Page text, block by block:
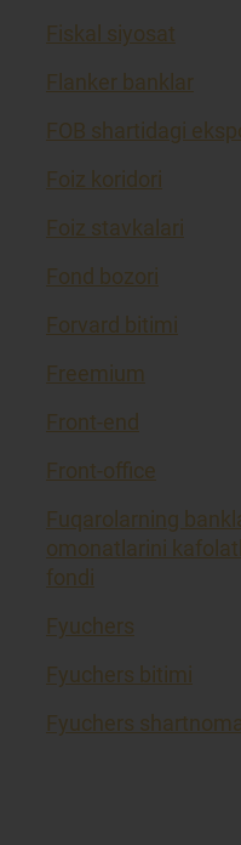
Fiskal siyosat
Flanker banklar
FOB shartidagi
Foiz koridori
Foiz stavkalari
Fond bozori
Forvard bitimi
Freemium
Front-end
Front-office
Fuqarolarning
omonatlarini
fondi
Fyuchers
Fyuchers bitimi
Fyuchers